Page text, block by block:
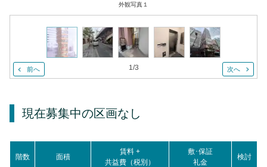
外観写真１
前へ 1/3 次へ
現在募集中の区画なし
階数 面積
賃料 +
共益費（税別）
敷･保証
礼金
検討